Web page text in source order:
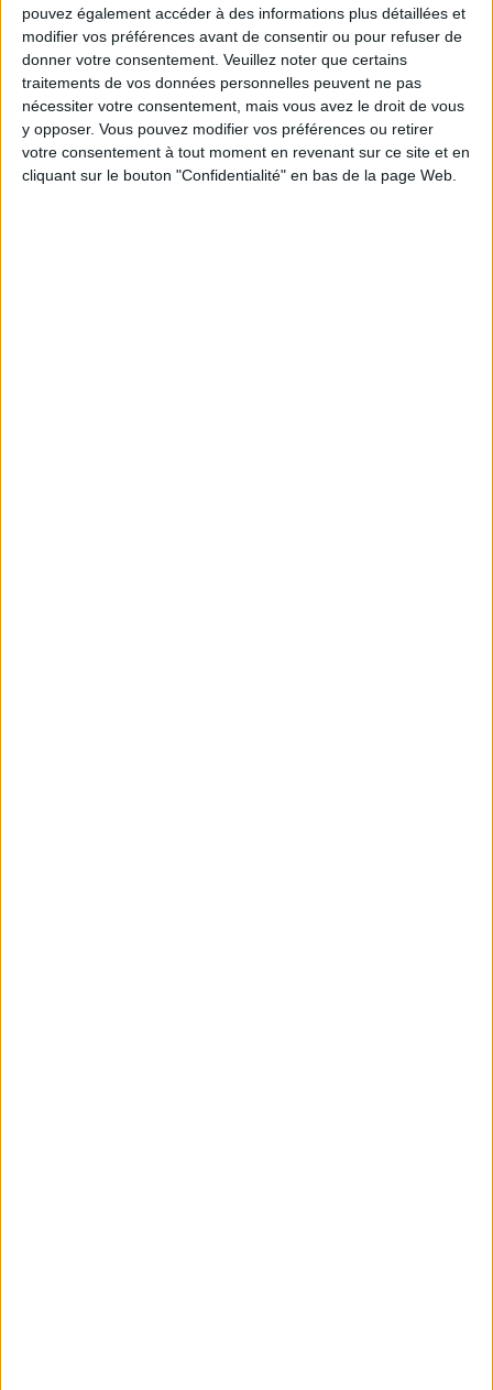
pouvez également accéder à des informations plus détaillées et
modifier vos préférences avant de consentir ou pour refuser de
donner votre consentement. Veuillez noter que certains
traitements de vos données personnelles peuvent ne pas
nécessiter votre consentement, mais vous avez le droit de vous
y opposer. Vous pouvez modifier vos préférences ou retirer
votre consentement à tout moment en revenant sur ce site et en
cliquant sur le bouton "Confidentialité" en bas de la page Web.
Webinaires en direct Voir tout
Chaque semaine, posez vos questions en live
en participant à des vidéo-conférences avec
Jean-Michel et les diététiciennes du
programme.